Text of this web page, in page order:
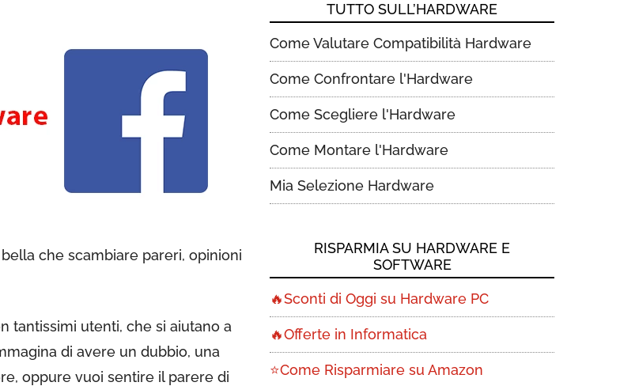
bella che scambiare pareri, opinioni
tantissimi utenti, che si aiutano a
di avere un dubbio, una
oppure vuoi sentire il parere di
TUTTO SULL’HARDWARE
Come Valutare Compatibilità Hardware
Come Confrontare l'Hardware
Come Scegliere l'Hardware
Come Montare l'Hardware
Mia Selezione Hardware
RISPARMIA SU HARDWARE E
SOFTWARE
🔥Sconti di Oggi su Hardware PC
🔥Offerte in Informatica
⭐Come Risparmiare su Amazon